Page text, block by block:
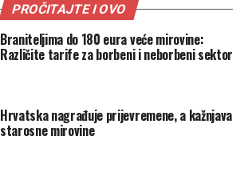
PROČITAJTE I OVO
Braniteljima do 180 eura veće mirovine:
Različite tarife za borbeni i neborbeni sektor
Hrvatska nagrađuje prijevremene, a kažnjava
starosne mirovine